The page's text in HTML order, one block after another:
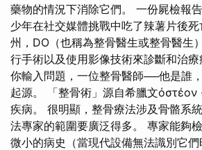
藥物的情況下消除它們。 一份屍檢報
少年在社交媒體挑戰中吃了辣薯片後
州，DO（也稱為整骨醫生或整骨醫生
行手術以及使用影像技術來診斷和治
你輸入問題，一位整骨醫師──他是誰
起源。 「整骨術」源自希臘文ὀστέον
疾病。 很明顯，整骨療法涉及骨骼系
法專家的範圍要廣泛得多。 專家能夠
微小的病史（當現代設備無法識別它